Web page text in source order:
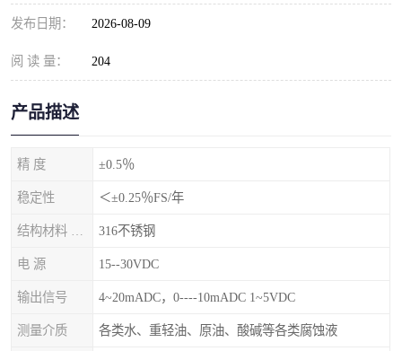
发布日期： 2026-08-09
阅 读 量： 204
产品描述
精 度 ±0.5％
稳定性 ＜±0.25％FS/年
316不锈钢
电 源 15--30VDC
输出信号 4~20mADC，0----10mADC 1~5VDC
测量介质 各类水、重轻油、原油、酸碱等各类腐蚀液